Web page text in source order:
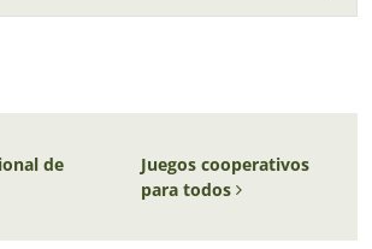
de entradas
de
Juegos cooperativos
para todos